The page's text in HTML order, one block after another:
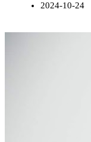
2024-10-24